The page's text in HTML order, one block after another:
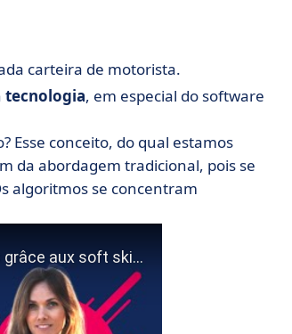
carteira de motorista.
tecnologia, em especial do software
Esse conceito, do qual estamos
da abordagem tradicional, pois se
algoritmos se concentram